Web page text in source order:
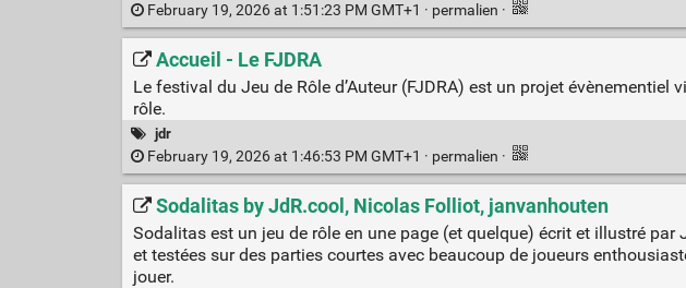
February 19, 2026 at 1:51:23 PM GMT+1 · permalien ·
Accueil - Le FJDRA
Le festival du Jeu de Rôle d’Auteur (FJDRA) est un projet
rôle.
jdr
February 19, 2026 at 1:46:53 PM GMT+1 · permalien ·
Sodalitas by JdR.cool, Nicolas Folliot, janvanhouten
Sodalitas est un jeu de rôle en une page (et quelque) écrit et illustré
et testées sur des parties courtes avec beaucoup de joueurs
jouer.